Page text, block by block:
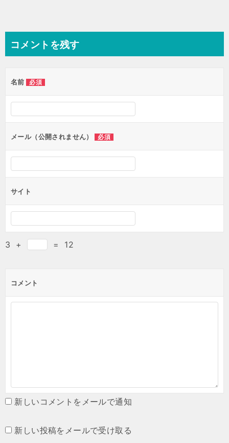
コメントを残す
名前 必須
メール（公開されません） 必須
サイト
3 + = 12
コメント
新しいコメントをメールで通知
新しい投稿をメールで受け取る